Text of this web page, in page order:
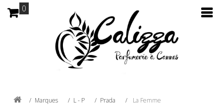
0
Marques L - P Prada La Femme